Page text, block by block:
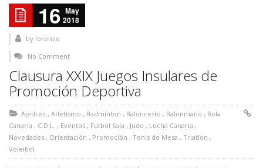
16 May
2018
by lorenzo
No Comment
Clausura XXIX Juegos Insulares de
Promoción Deportiva
Ajedrez , Atletismo , Badminton , Baloncesto , Balonmano , Bola
Canaria , C.D.L. , Eventos , Futbol Sala , Judo , Lucha Canaria ,
Novedades , Orientación , Promoción , Tenis de Mesa , Triatlon ,
Voleibol